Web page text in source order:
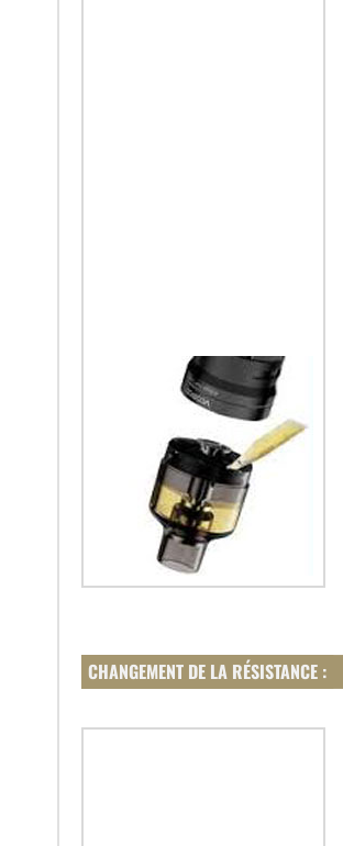
CHANGEMENT DE LA RÉSISTANCE :